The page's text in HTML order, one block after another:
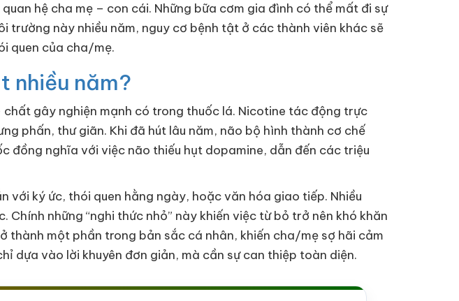
hệ cha mẹ – con cái. Những bữa cơm gia đình có thể mất đi sự
trường này nhiều năm, nguy cơ bệnh tật ở các thành viên khác sẽ
quen của cha/mẹ.
nhiều năm?
gây nghiện mạnh có trong thuốc lá. Nicotine tác động trực
phấn, thư giãn. Khi đã hút lâu năm, não bộ hình thành cơ chế
đồng nghĩa với việc não thiếu hụt dopamine, dẫn đến các triệu
với ký ức, thói quen hằng ngày, hoặc văn hóa giao tiếp. Nhiều
những “nghi thức nhỏ” này khiến việc từ bỏ trở nên khó khăn
thành một phần trong bản sắc cá nhân, khiến cha/mẹ sợ hãi cảm
dựa vào lời khuyên đơn giản, mà cần sự can thiệp toàn diện.